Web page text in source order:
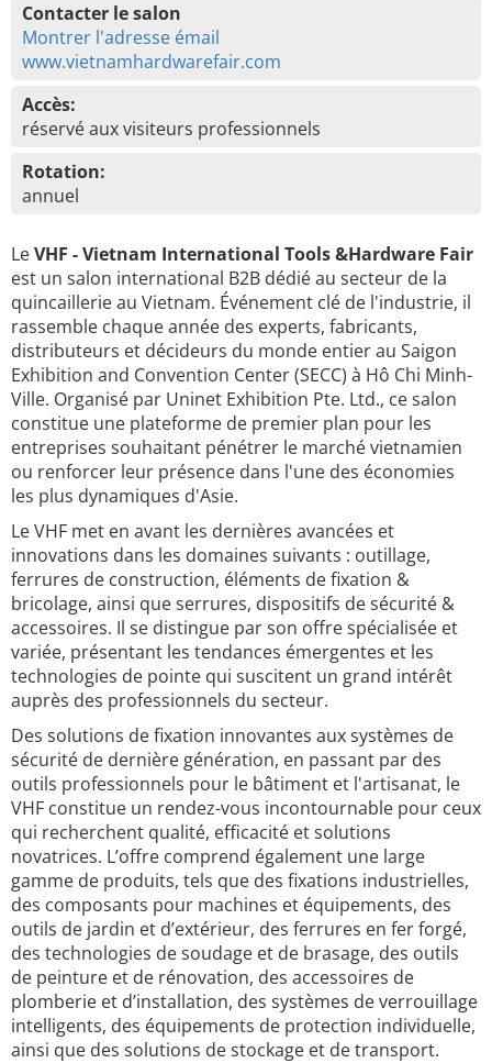
Contacter le salon
Montrer l'adresse émail
www.vietnamhardwarefair.com
Accès:
réservé aux visiteurs professionnels
Rotation:
annuel
LeVHF - Vietnam International Tools &Hardware Fair
est un salon international B2B dédié au secteur de la
quincaillerie au Vietnam. Événement clé de l'industrie, il
rassemble chaque année des experts, fabricants,
distributeurs et décideurs du monde entier au Saigon
Exhibition and Convention Center (SECC) à Hô Chi Minh-
Ville. Organisé par Uninet Exhibition Pte. Ltd., ce salon
constitue une plateforme de premier plan pour les
entreprises souhaitant pénétrer le marché vietnamien
ou renforcer leur présence dans l'une des économies
les plus dynamiques d'Asie.
Le VHF met en avant les dernières avancées et
innovations dans les domaines suivants : outillage,
ferrures de construction, éléments de fixation &
bricolage, ainsi que serrures, dispositifs de sécurité &
accessoires. Il se distingue par son offre spécialisée et
variée, présentant les tendances émergentes et les
technologies de pointe qui suscitent un grand intérêt
auprès des professionnels du secteur.
Des solutions de fixation innovantes aux systèmes de
sécurité de dernière génération, en passant par des
outils professionnels pour le bâtiment et l'artisanat, le
VHF constitue un rendez-vous incontournable pour ceux
qui recherchent qualité, efficacité et solutions
novatrices. L’offre comprend également une large
gamme de produits, tels que des fixations industrielles,
des composants pour machines et équipements, des
outils de jardin et d’extérieur, des ferrures en fer forgé,
des technologies de soudage et de brasage, des outils
de peinture et de rénovation, des accessoires de
plomberie et d’installation, des systèmes de verrouillage
intelligents, des équipements de protection individuelle,
ainsi que des solutions de stockage et de transport.